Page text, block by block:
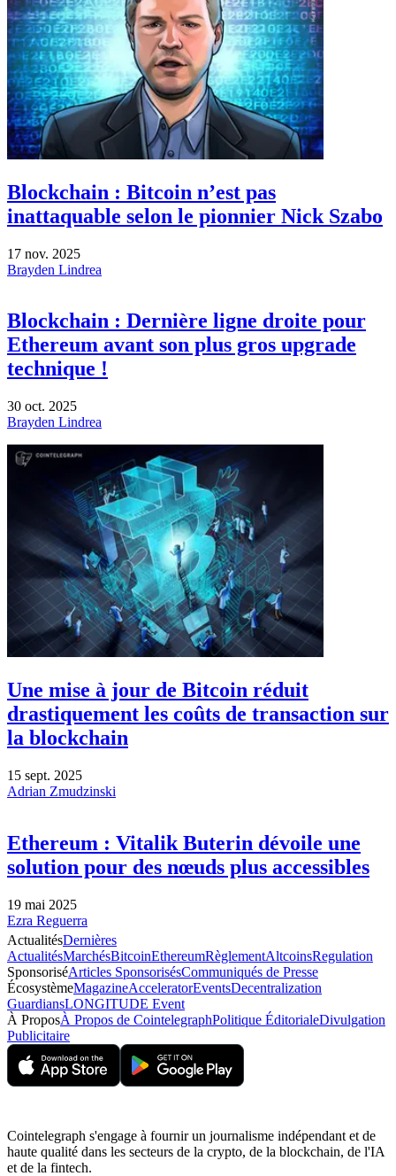
Blockchain : Bitcoin n’est pas
inattaquable selon le pionnier Nick Szabo
17 nov. 2025
Brayden Lindrea
Blockchain : Dernière ligne droite pour
Ethereum avant son plus gros upgrade
technique !
30 oct. 2025
Brayden Lindrea
Une mise à jour de Bitcoin réduit
drastiquement les coûts de transaction sur
la blockchain
15 sept. 2025
Adrian Zmudzinski
Ethereum : Vitalik Buterin dévoile une
solution pour des nœuds plus accessibles
19 mai 2025
Ezra Reguerra
ActualitésDernières
ActualitésMarchésBitcoinEthereumRèglementAltcoinsRegulation
SponsoriséArticles SponsorisésCommuniqués de Presse
ÉcosystèmeMagazineAcceleratorEventsDecentralization
GuardiansLONGITUDE Event
À ProposÀ Propos de CointelegraphPolitique ÉditorialeDivulgation
Publicitaire
Cointelegraph s'engage à fournir un journalisme indépendant et de
haute qualité dans les secteurs de la crypto, de la blockchain, de l'IA
et de la fintech.